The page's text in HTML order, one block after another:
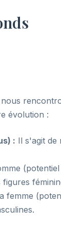
évolution :
: Il s'agit de
femme